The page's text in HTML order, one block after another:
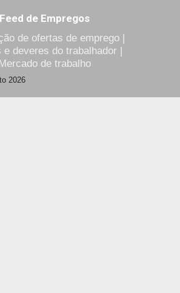
para o conteúdo principal
Feed de Empregos
de ofertas de emprego |
e deveres do trabalhador |
de trabalho
2026